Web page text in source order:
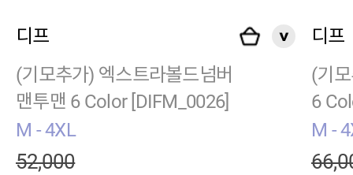
디프
(기모추가) 엑스트라볼드넘버
맨투맨 6 Color [DIFM_0026]
M - 4XL
52,000
디프
(기
6
M -